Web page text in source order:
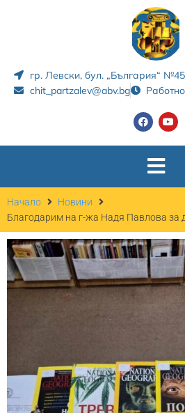
гр. Левски, бул. „България“ №45
chit_partzalev@abv.bg
Начало
Новини
Благодарим на г-жа Надя Павлова за